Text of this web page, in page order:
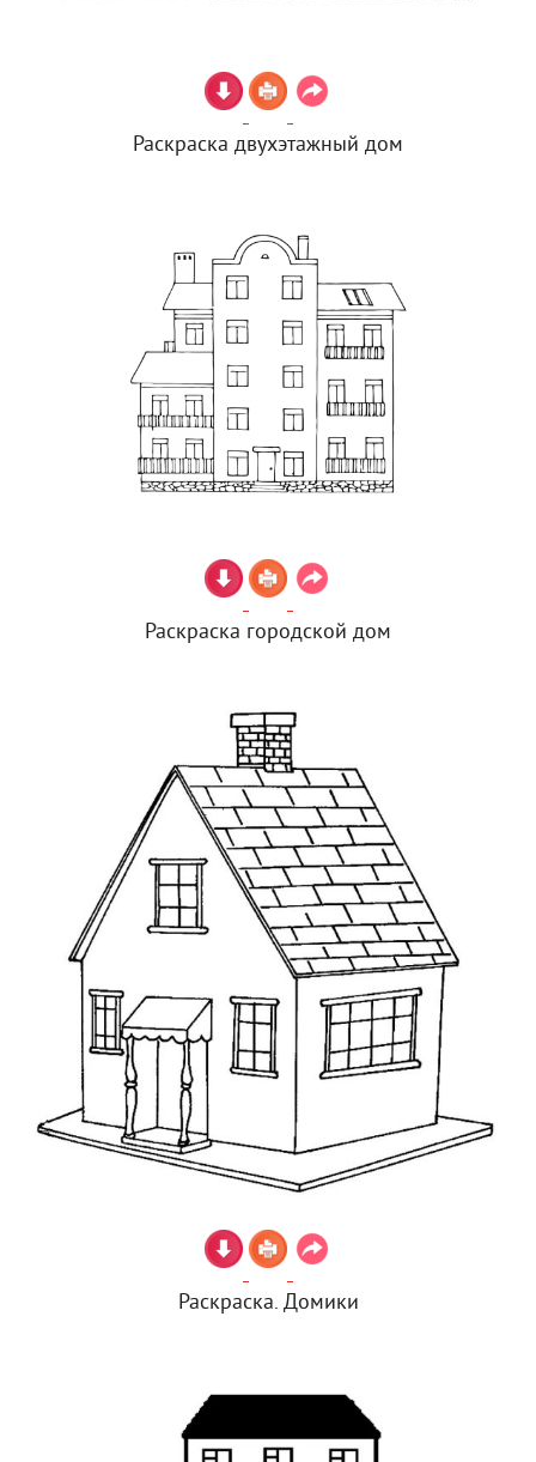
Раскраска двухэтажный дом
Раскраска городской дом
Раскраска. Домики